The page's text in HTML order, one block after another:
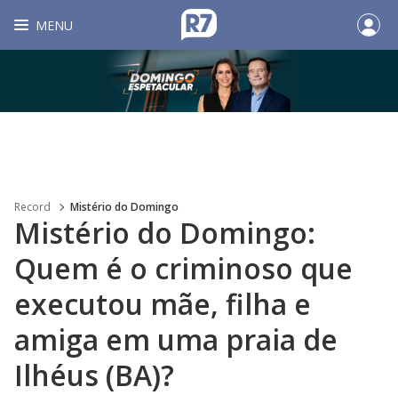
MENU
Record Mistério do Domingo
Mistério do Domingo:
Quem é o criminoso que
executou mãe, filha e
amiga em uma praia de
Ilhéus (BA)?